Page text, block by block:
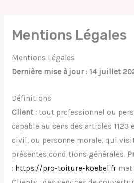
Mentions Légales
Mentions Légales
Dernière mise à jour : 14 juillet
Définitions
Client :tout professionnel ou
capable au sens des articles 1123
civil, ou personne morale, qui
présentes conditions générales.
: https://pro-toiture-koebel.frmet